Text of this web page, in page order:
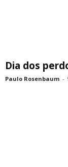
Dia dos
Paulo Rosenbaum -